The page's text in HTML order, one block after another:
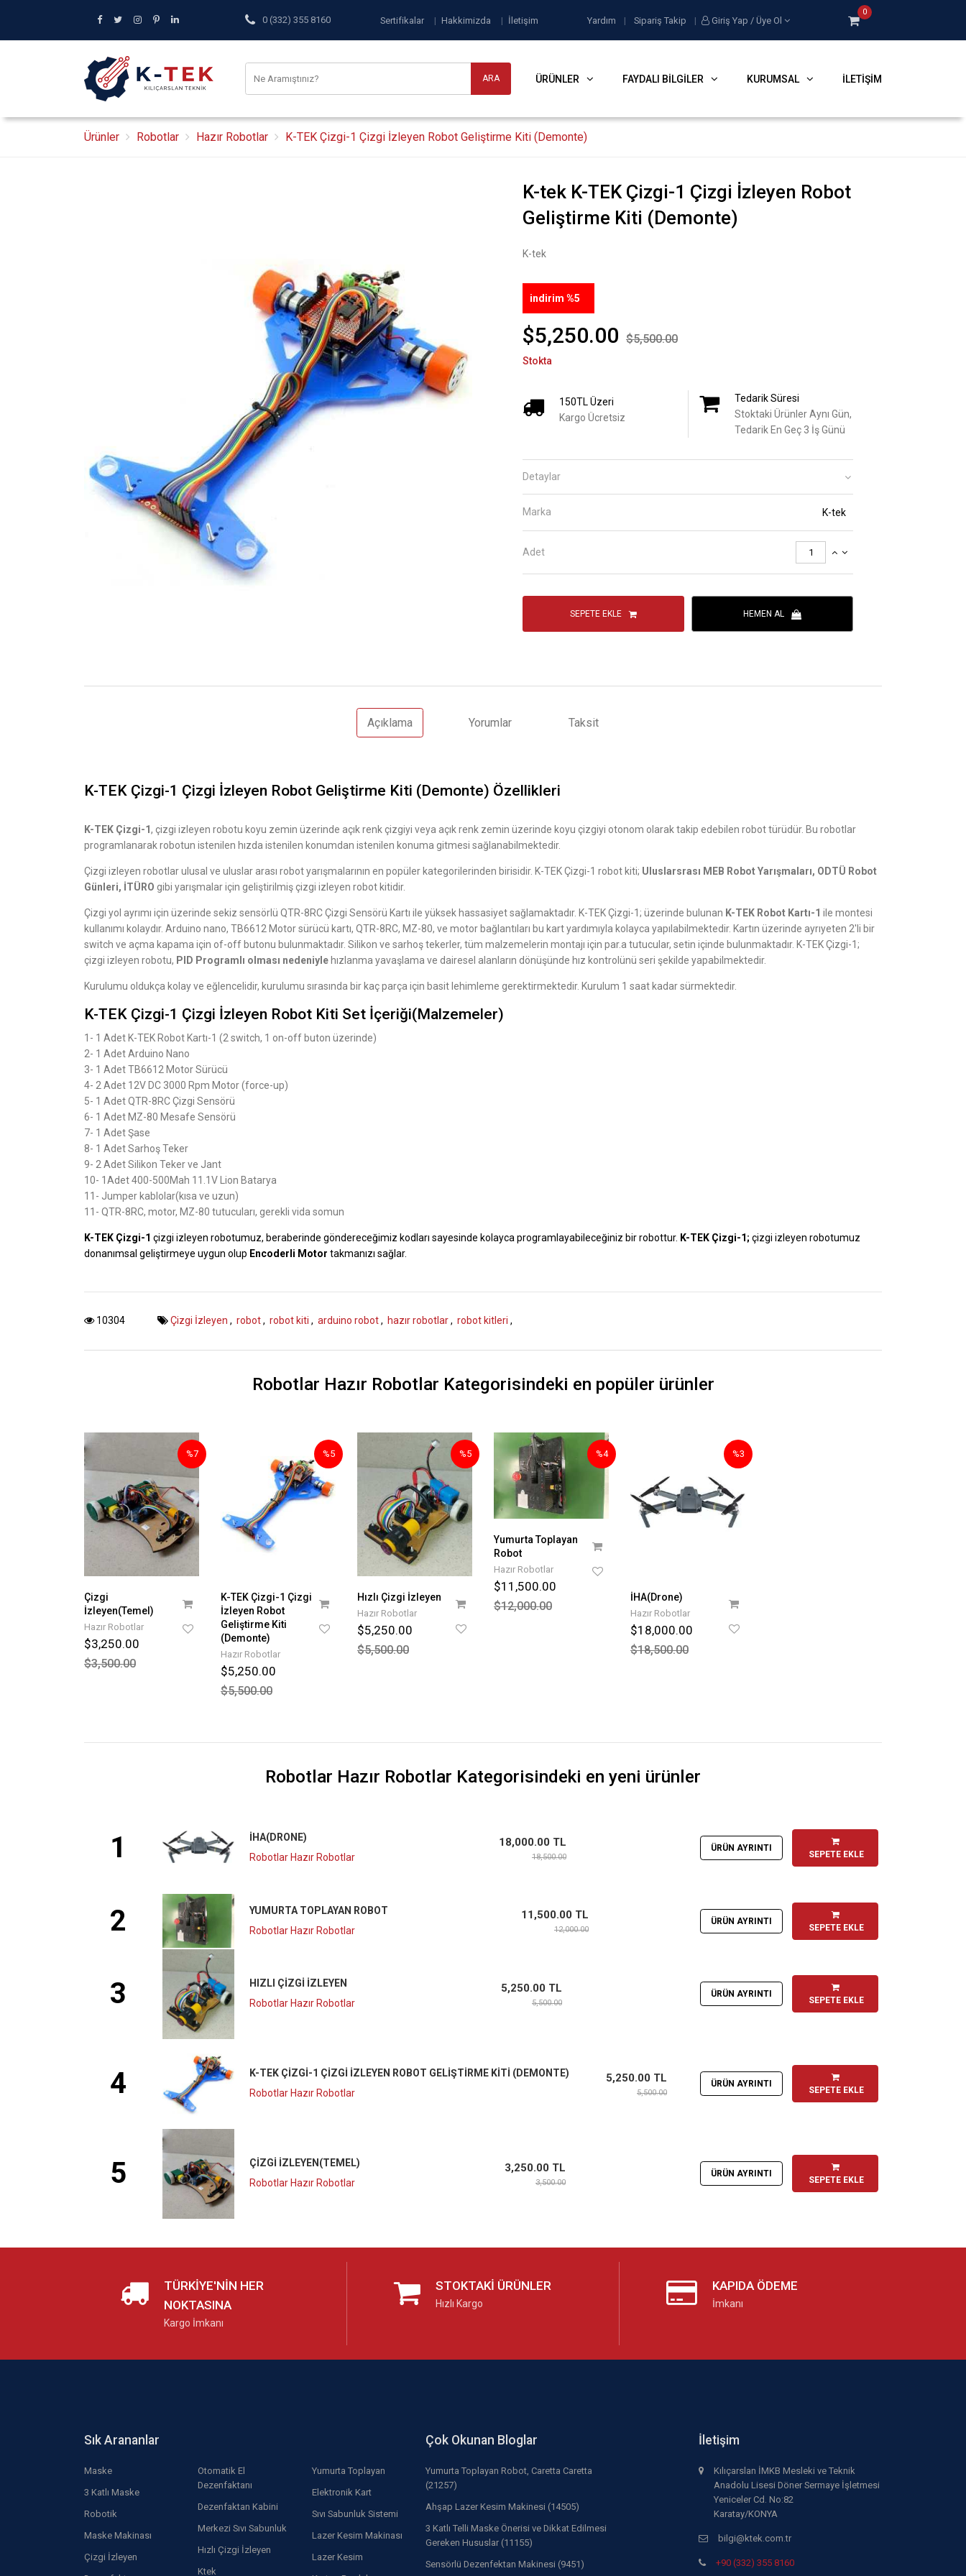
0 (332) 355 8160 Sertifikalar | Hakkimizda | İletişim Yardım | Sipariş Takip | Giriş Yap / Üye Ol
0
ÜRÜNLER FAYDALI BILGILER KURUMSAL İLETIŞIM
Ürünler Robotlar Hazır Robotlar K-TEK Çizgi-1 Çizgi İzleyen Robot Geliştirme Kiti (Demonte)
K-tek K-TEK Çizgi-1 Çizgi İzleyen Robot
Geliştirme Kiti (Demonte)
K-tek
indirim %5
$5,250.00 $5,500.00
Stokta
150TL Üzeri
Kargo Ücretsiz
Tedarik Süresi
Stoktaki Ürünler Aynı Gün,
Tedarik En Geç 3 İş Günü
Detaylar
Marka K-tek
Adet
SEPETE EKLE HEMEN AL
Açıklama Yorumlar Taksit
K-TEK Çizgi-1 Çizgi İzleyen Robot Geliştirme Kiti (Demonte) Özellikleri
K-TEK Çizgi-1, çizgi izleyen robotu koyu zemin üzerinde açık renk çizgiyi veya açık renk zemin üzerinde koyu çizgiyi otonom olarak takip edebilen robot türüdür. Bu robotlar
programlanarak robotun istenilen hızda istenilen konumdan istenilen konuma gitmesi sağlanabilmektedir.
Çizgi izleyen robotlar ulusal ve uluslar arası robot yarışmalarının en popüler kategorilerinden birisidir. K-TEK Çizgi-1 robot kiti; Uluslarsrası MEB Robot Yarışmaları, ODTÜ Robot
Günleri, İTÜRO gibi yarışmalar için geliştirilmiş çizgi izleyen robot kitidir.
Çizgi yol ayrımı için üzerinde sekiz sensörlü QTR-8RC Çizgi Sensörü Kartı ile yüksek hassasiyet sağlamaktadır. K-TEK Çizgi-1; üzerinde bulunan K-TEK Robot Kartı-1 ile montesi
kullanımı kolaydır. Arduino nano, TB6612 Motor sürücü kartı, QTR-8RC, MZ-80, ve motor bağlantıları bu kart yardımıyla kolayca yapılabilmektedir. Kartın üzerinde ayrıyeten 2'li bir
switch ve açma kapama için of-off butonu bulunmaktadır. Silikon ve sarhoş tekerler, tüm malzemelerin montajı için par.a tutucular, setin içinde bulunmaktadır. K-TEK Çizgi-1;
çizgi izleyen robotu, PID Programlı olması nedeniylehızlanma yavaşlama ve dairesel alanların dönüşünde hız kontrolünü seri şekilde yapabilmektedir.
Kurulumu oldukça kolay ve eğlencelidir, kurulumu sırasında bir kaç parça için basit lehimleme gerektirmektedir. Kurulum 1 saat kadar sürmektedir.
K-TEK Çizgi-1 Çizgi İzleyen Robot Kiti Set İçeriği(Malzemeler)
1- 1 Adet K-TEK Robot Kartı-1 (2 switch, 1 on-off buton üzerinde)
2- 1 Adet Arduino Nano
3- 1 Adet TB6612 Motor Sürücü
4- 2 Adet 12V DC 3000 Rpm Motor (force-up)
5- 1 Adet QTR-8RC Çizgi Sensörü
6- 1 Adet MZ-80 Mesafe Sensörü
7- 1 Adet Şase
8- 1 Adet Sarhoş Teker
9- 2 Adet Silikon Teker ve Jant
10- 1Adet 400-500Mah 11.1V Lion Batarya
11- Jumper kablolar(kısa ve uzun)
11- QTR-8RC, motor, MZ-80 tutucuları, gerekli vida somun
K-TEK Çizgi-1 çizgi izleyen robotumuz, beraberinde göndereceğimiz kodları sayesinde kolayca programlayabileceğiniz bir robottur. K-TEK Çizgi-1; çizgi izleyen robotumuz
donanımsal geliştirmeye uygun olup Encoderli Motor takmanızı sağlar.
10304 Çizgi İzleyen , robot, robot kiti , arduino robot, hazır robotlar, robot kitleri ,
Robotlar Hazır Robotlar Kategorisindeki en popüler ürünler
%7
Çizgi
İzleyen(Temel)
Hazır Robotlar
$3,250.00
$3,500.00
%5
K-TEK Çizgi-1 Çizgi
İzleyen Robot
Geliştirme Kiti
(Demonte)
Hazır Robotlar
$5,250.00
$5,500.00
%5
Hızlı Çizgi İzleyen
Hazır Robotlar
$5,250.00
$5,500.00
%4
Yumurta Toplayan
Robot
Hazır Robotlar
$11,500.00
$12,000.00
%3
İHA(Drone)
Hazır Robotlar
$18,000.00
$18,500.00
Robotlar Hazır Robotlar Kategorisindeki en yeni ürünler
1
İHA(DRONE)
Robotlar Hazır Robotlar
18,000.00 TL
18,500.00
ÜRÜN AYRINTI
SEPETE EKLE
2
YUMURTA TOPLAYAN ROBOT
Robotlar Hazır Robotlar
11,500.00 TL
12,000.00
ÜRÜN AYRINTI
SEPETE EKLE
3
HIZLI ÇIZGI İZLEYEN
Robotlar Hazır Robotlar
5,250.00 TL
5,500.00
ÜRÜN AYRINTI
SEPETE EKLE
4
K-TEK ÇIZGI-1 ÇIZGI İZLEYEN ROBOT GELIŞTIRME KITI (DEMONTE)
Robotlar Hazır Robotlar
5,250.00 TL
5,500.00
ÜRÜN AYRINTI
SEPETE EKLE
5
ÇIZGI İZLEYEN(TEMEL)
Robotlar Hazır Robotlar
3,250.00 TL
3,500.00
ÜRÜN AYRINTI
SEPETE EKLE
TÜRKIYE'NIN HER
NOKTASINA
Kargo İmkanı
STOKTAKI ÜRÜNLER
Hızlı Kargo
KAPIDA ÖDEME
İmkanı
Sık Arananlar
Maske
3 Katlı Maske
Robotik
Maske Makinası
Çizgi İzleyen
Otomatik El
Dezenfaktanı
Dezenfaktan Kabini
Merkezi Sıvı Sabunluk
Hızlı Çizgi İzleyen
Ktek
Yumurta Toplayan
Elektronik Kart
Sıvı Sabunluk Sistemi
Lazer Kesim Makinası
Lazer Kesim
Çok Okunan Bloglar
Yumurta Toplayan Robot, Caretta Caretta
(21257)
Ahşap Lazer Kesim Makinesi (14505)
3 Katlı Telli Maske Önerisi ve Dikkat Edilmesi
Gereken Hususlar (11155)
Sensörlü Dezenfektan Makinesi (9451)
İletişim
Kılıçarslan İMKB Mesleki ve Teknik
Anadolu Lisesi Döner Sermaye İşletmesi
Yeniceler Cd. No:82
Karatay/KONYA
bilgi@ktek.com.tr
+90 (332) 355 8160